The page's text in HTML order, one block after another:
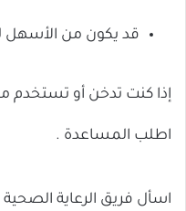
قد يكون من الأسهل
إذا كنت تدخن أو تستخدم
اطلب المساعدة .
اسأل فريق الرعاية